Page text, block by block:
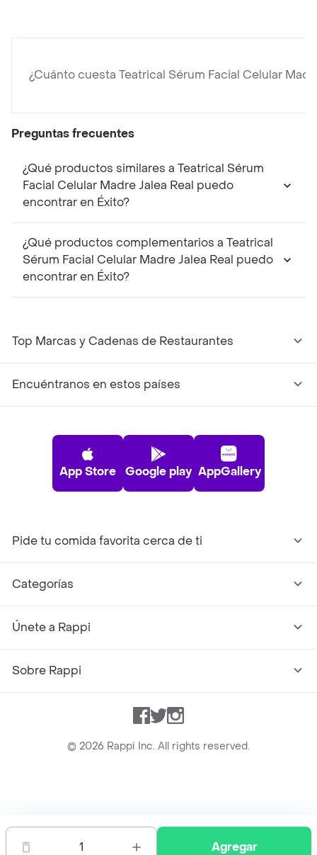
1 Agregar
¿Cuánto cuesta Teatrical Sérum Facial Celular
Preguntas frecuentes
¿Qué productos similares a Teatrical Sérum
Facial Celular Madre Jalea Real puedo
encontrar en Éxito?
¿Qué productos complementarios a Teatrical
Sérum Facial Celular Madre Jalea Real puedo
encontrar en Éxito?
Top Marcas y Cadenas de Restaurantes
Encuéntranos en estos países
App Store Google play AppGallery
Pide tu comida favorita cerca de ti
Categorías
Únete a Rappi
Sobre Rappi
Facebook
TwitterInstagram
© 2026 Rappi Inc. All rights reserved.